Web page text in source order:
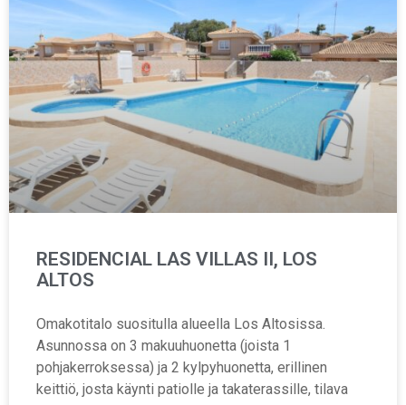
RESIDENCIAL LAS VILLAS II, LOS
ALTOS
Omakotitalo suositulla alueella Los Altosissa.
Asunnossa on 3 makuuhuonetta (joista 1
pohjakerroksessa) ja 2 kylpyhuonetta, erillinen
keittiö, josta käynti patiolle ja takaterassille, tilava